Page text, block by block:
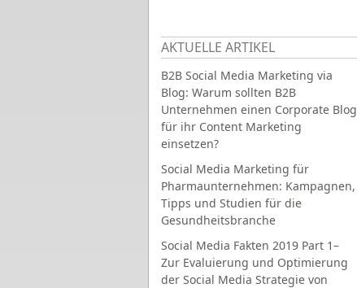
AKTUELLE ARTIKEL
B2B Social Media Marketing via
Blog: Warum sollten B2B
Unternehmen einen Corporate Blog
für ihr Content Marketing
einsetzen?
Social Media Marketing für
Pharmaunternehmen: Kampagnen,
Tipps und Studien für die
Gesundheitsbranche
Social Media Fakten 2019 Part 1–
Zur Evaluierung und Optimierung
der Social Media Strategie von